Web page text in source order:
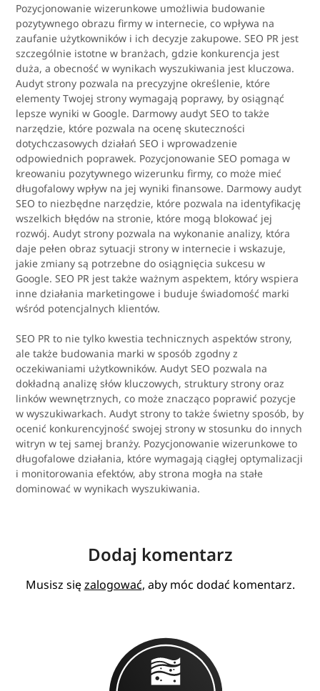
Pozycjonowanie wizerunkowe umożliwia budowanie
pozytywnego obrazu firmy w internecie, co wpływa na
zaufanie użytkowników i ich decyzje zakupowe. SEO PR jest
szczególnie istotne w branżach, gdzie konkurencja jest
duża, a obecność w wynikach wyszukiwania jest kluczowa.
Audyt strony pozwala na precyzyjne określenie, które
elementy Twojej strony wymagają poprawy, by osiągnąć
lepsze wyniki w Google. Darmowy audyt SEO to także
narzędzie, które pozwala na ocenę skuteczności
dotychczasowych działań SEO i wprowadzenie
odpowiednich poprawek. Pozycjonowanie SEO pomaga w
kreowaniu pozytywnego wizerunku firmy, co może mieć
długofalowy wpływ na jej wyniki finansowe. Darmowy audyt
SEO to niezbędne narzędzie, które pozwala na identyfikację
wszelkich błędów na stronie, które mogą blokować jej
rozwój. Audyt strony pozwala na wykonanie analizy, która
daje pełen obraz sytuacji strony w internecie i wskazuje,
jakie zmiany są potrzebne do osiągnięcia sukcesu w
Google. SEO PR jest także ważnym aspektem, który wspiera
inne działania marketingowe i buduje świadomość marki
wśród potencjalnych klientów.
SEO PR to nie tylko kwestia technicznych aspektów strony,
ale także budowania marki w sposób zgodny z
oczekiwaniami użytkowników. Audyt SEO pozwala na
dokładną analizę słów kluczowych, struktury strony oraz
linków wewnętrznych, co może znacząco poprawić pozycje
w wyszukiwarkach. Audyt strony to także świetny sposób, by
ocenić konkurencyjność swojej strony w stosunku do innych
witryn w tej samej branży. Pozycjonowanie wizerunkowe to
długofalowe działania, które wymagają ciągłej optymalizacji
i monitorowania efektów, aby strona mogła na stałe
dominować w wynikach wyszukiwania.
Dodaj komentarz
Musisz sięzalogować, aby móc dodać komentarz.